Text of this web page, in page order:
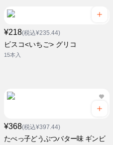
¥218(税込¥235.44)
ビスコ<いちご> グリコ
15本入
¥368(税込¥397.44)
たべっ子どうぶつバター味 ギンビ